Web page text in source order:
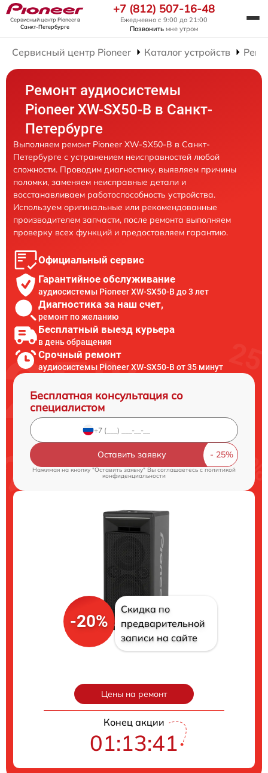
Сервисный центр Pioneerв
Санкт-Петербурге
+7 (812) 507-16-48
Ежедневно с 9:00 до 21:00
Позвонить мне утром
Сервисный центр Pioneer Каталог устройств
Ремонт аудиосистемы
Pioneer XW-SX50-B в Санкт-
Петербурге
Выполняем ремонт Pioneer XW-SX50-B в Санкт-
Петербурге с устранением неисправностей любой
сложности. Проводим диагностику, выявляем причины
поломки, заменяем неисправные детали и
восстанавливаем работоспособность устройства.
Используем оригинальные или рекомендованные
производителем запчасти, после ремонта выполняем
проверку всех функций и предоставляем гарантию.
Официальный сервис
Гарантийное обслуживание
аудиосистемы Pioneer XW-SX50-B до 3 лет
Диагностика за наш счет,
ремонт по желанию
Бесплатный выезд курьера
в день обращения
Срочный ремонт
аудиосистемы Pioneer XW-SX50-B от 35 минут
Бесплатная консультация со
специалистом
Оставить заявку
Нажимая на кнопку "Оставить заявку" Вы соглашаетесь cполитикой
конфиденциальности
-20%
Скидка по
предварительной
записи на сайте
Цены на ремонт
Конец акции
01:13:40